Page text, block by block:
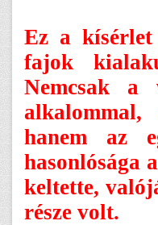
Ez a
fajok
Nemcsak a
hanem az
hasonlósága
keltette,
része volt.